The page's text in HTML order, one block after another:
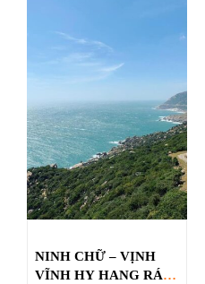
NINH CHỮ – VỊNH
VĨNH HY HANG RÁI –